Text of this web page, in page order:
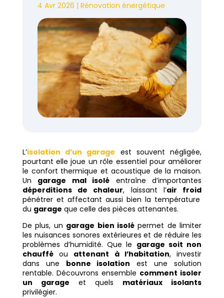
4 Avr 2026 | Rénovation énergétique
L’isolation d’un garage est souvent négligée,
pourtant elle joue un rôle essentiel pour améliorer
le confort thermique et acoustique de la maison.
Un garage mal isolé entraîne d’importantes
déperditions de chaleur, laissant l’air froid
pénétrer et affectant aussi bien la température
du garage que celle des pièces attenantes.
De plus, un garage bien isolépermet de limiter
les nuisances sonores extérieures et de réduire les
problèmes d’humidité. Que le garage soit non
chaufféou attenant à l’habitation, investir
dans une bonne isolation est une solution
rentable. Découvrons ensemble comment isoler
un garage et quels matériaux isolants
privilégier.